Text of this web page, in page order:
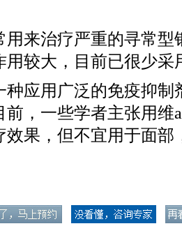
来治疗严重的寻常型
用较大，目前已很少采
种应用广泛的免疫抑制
前，一些学者主张用维
效果，但不宜用于面部